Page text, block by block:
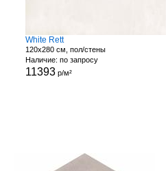
White Rett
120x280 см, пол/стены
Наличие: по запросу
11393 р/м²